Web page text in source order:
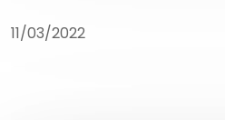
11/03/2022